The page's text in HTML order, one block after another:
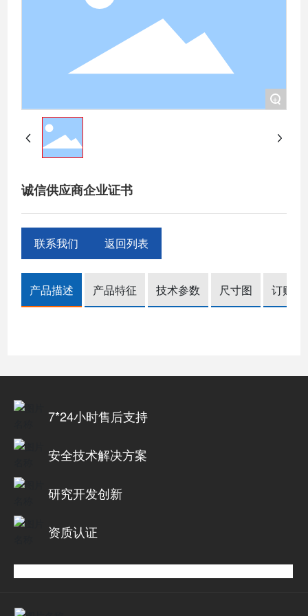
+
诚信供应商企业证书
联系我们 返回列表
产品描述 产品特征 技术参数 尺寸图 订购信
7*24小时售后支持
安全技术解决方案
研究开发创新
资质认证